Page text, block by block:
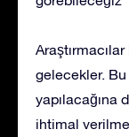
gelecekler. Bu
yapılacağına
ihtimal